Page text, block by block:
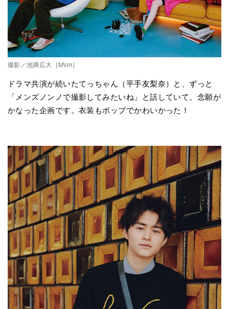
撮影／池満広大［bNm］
ドラマ共演が続いたてっちゃん（平手友梨奈）と、ずっと
「メンズノンノで撮影してみたいね」と話していて。念願が
かなった企画です。衣装もポップでかわいかった！